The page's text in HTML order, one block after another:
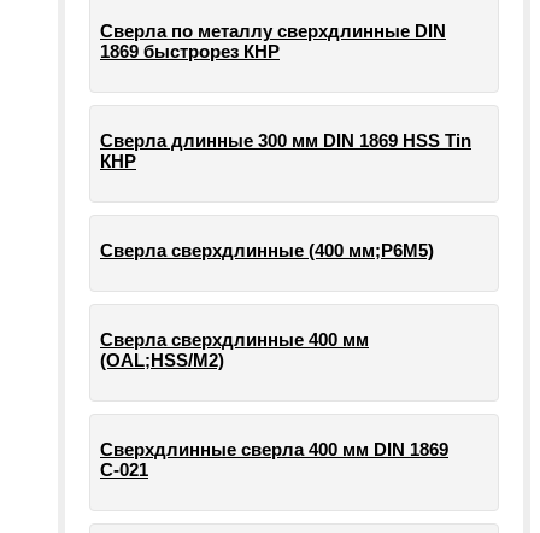
Сверла по металлу сверхдлинные DIN
1869 быстрорез КНР
Сверла длинные 300 мм DIN 1869 HSS Tin
КНР
Сверла сверхдлинные (400 мм;Р6М5)
Сверла сверхдлинные 400 мм
(OAL;HSS/M2)
Сверхдлинные сверла 400 мм DIN 1869
С-021